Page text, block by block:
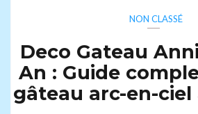
NON CLASSÉ
Deco Gateau
An : Guide
gâteau arc-en-ciel